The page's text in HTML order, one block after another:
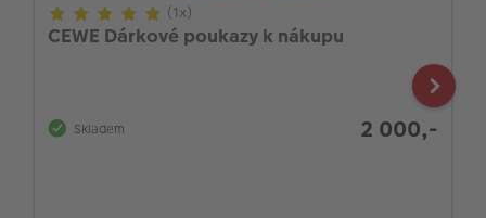
(1x)
CEWE Dárkové poukazy k nákupu
Skladem 2 000,-